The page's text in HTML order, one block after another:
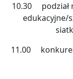
10.30 podział
edukacyjne/
11.00